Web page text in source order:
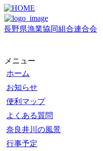
長野県漁業協同組合連合会
メニュー
ホーム
お知らせ
便利マップ
よくある質問
奈良井川の風景
行事予定